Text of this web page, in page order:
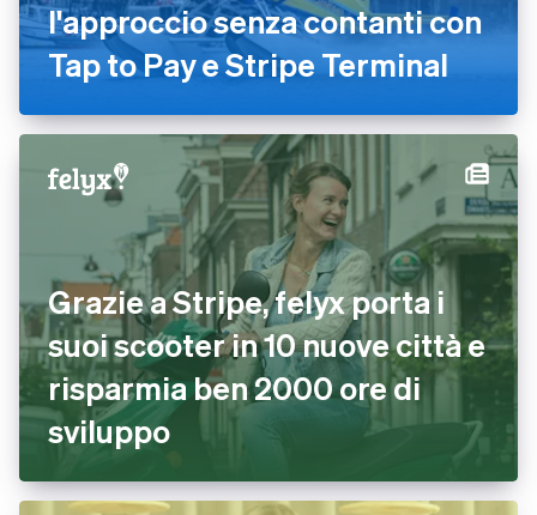
l'approccio senza contanti con
Tap to Pay e Stripe Terminal
Grazie a Stripe, felyx porta i
suoi scooter in 10 nuove città e
risparmia ben 2000 ore di
sviluppo